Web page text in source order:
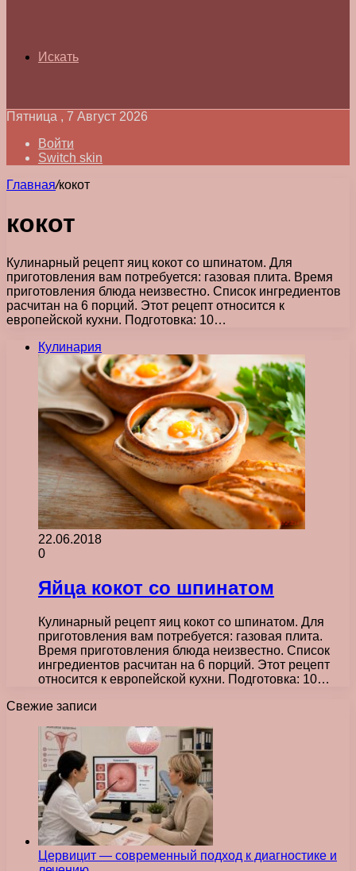
Искать
Пятница , 7 Август 2026
Войти
Switch skin
Главная/кокот
кокот
Кулинарный рецепт яиц кокот со шпинатом. Для
приготовления вам потребуется: газовая плита. Время
приготовления блюда неизвестно. Список ингредиентов
расчитан на 6 порций. Этот рецепт относится к
европейской кухни. Подготовка: 10…
Кулинария
22.06.2018
0
Яйца кокот со шпинатом
Кулинарный рецепт яиц кокот со шпинатом. Для
приготовления вам потребуется: газовая плита.
Время приготовления блюда неизвестно. Список
ингредиентов расчитан на 6 порций. Этот рецепт
относится к европейской кухни. Подготовка: 10…
Свежие записи
Цервицит — современный подход к диагностике и